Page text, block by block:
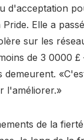
d'acceptation
Elle a
sur les
de 3 0000
demeurent.
l'améliorer.»
de la